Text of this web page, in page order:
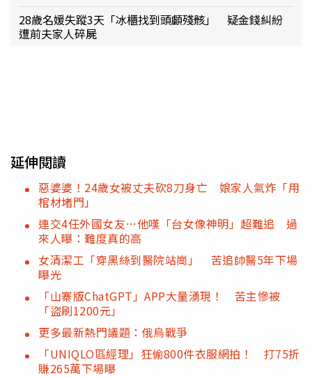
28歲名媛失蹤3天「冰櫃找到頭顱殘骸」 疑金錢糾紛
遭前夫家人碎屍
延伸閱讀
惡婆婆！24歲女被丈夫砍8刀身亡 娘家人氣炸「用
棺材堵門」
連交4任外國女友…他嘆「台女像神明」超難追 過
來人曝：難度真的高
女清潔工「穿黑絲到醫院站崗」 苦追帥醫5年下場
曝光
「山寨版ChatGPT」APP大量湧現！ 苦主慘被
「盜刷1200元」
更多最新熱門議題：俄烏戰爭
「UNIQLO區經理」狂偷800件衣服網拍！ 打75折
賺265萬下場曝